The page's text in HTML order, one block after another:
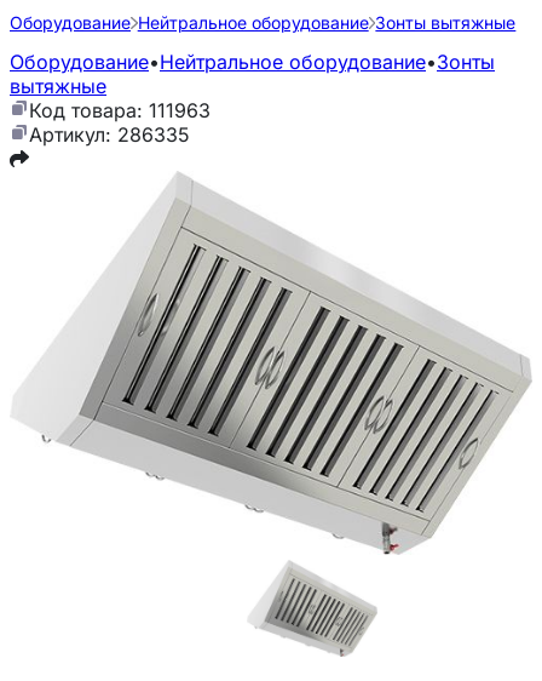
Оборудование Нейтральное оборудование Зонты вытяжные
Оборудование•Нейтральное оборудование•Зонты
вытяжные
Код товара: 111963
Артикул: 286335